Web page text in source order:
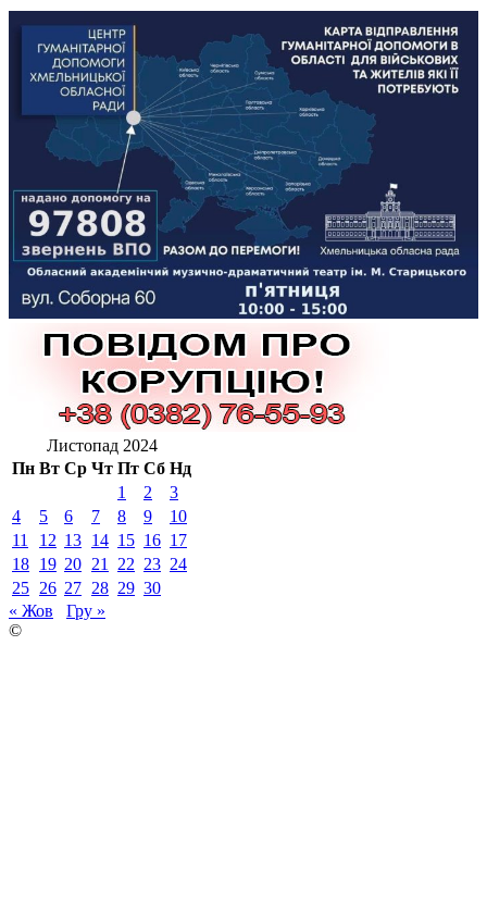
Листопад 2024
Пн Вт Ср Чт Пт Сб Нд
1
2
3
4
5 6 7 8 9
10
11
12 13 14 15 16 17
18 19 20 21 22 23 24
25 26 27 28 29 30
« Жов
Гру »
©